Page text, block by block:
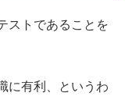
ストであることを
に有利、というわ